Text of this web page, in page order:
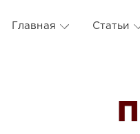
Главная Статьи